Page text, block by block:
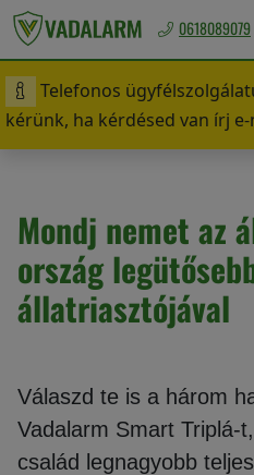
Magyarország
/
Ft
Vadriasztás
Rágcsálóriasztás
0618089079
Telefonos
kérünk, ha kérdésed van írj
Mondj nemet az
ország
állatriasztójával
Válaszd te is a három
Vadalarm Smart Triplá-
család legnagyobb